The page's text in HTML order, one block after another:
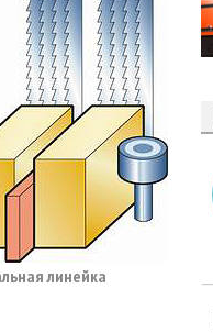
линейка